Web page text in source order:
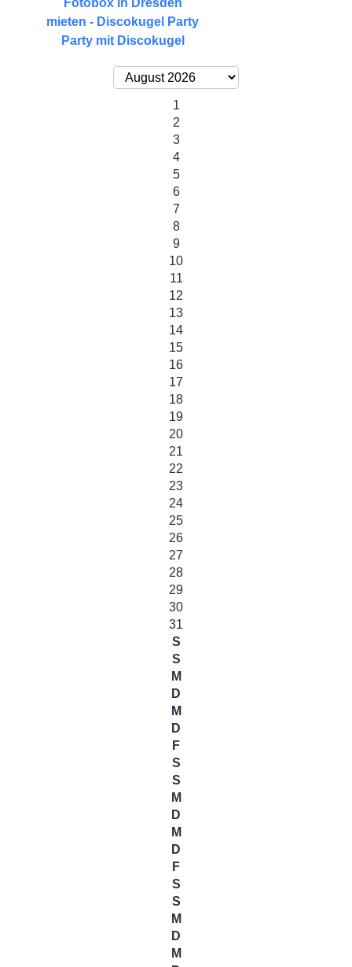
Party mit Discokugel
1
2
3
4
5
6
7
8
9
10
11
12
13
14
15
16
17
18
19
20
21
22
23
24
25
26
27
28
29
30
31
S
S
M
D
M
D
F
S
S
M
D
M
D
F
S
S
M
D
M